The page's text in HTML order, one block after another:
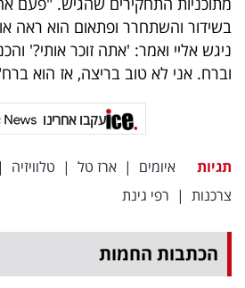
בשידור והשתחרר ופתאום הוא ראה
ניגש אליי ואמר: 'אתה זוכר אותי?'
וברח. אני לא טוב בריצה, אז הוא
עקבו אחרינו
תגיות איומים | ארז טל | טלוויזיה |
צרכנות | רפי גינת
הכתבות החמות